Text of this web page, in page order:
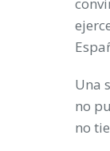
Una
no
no